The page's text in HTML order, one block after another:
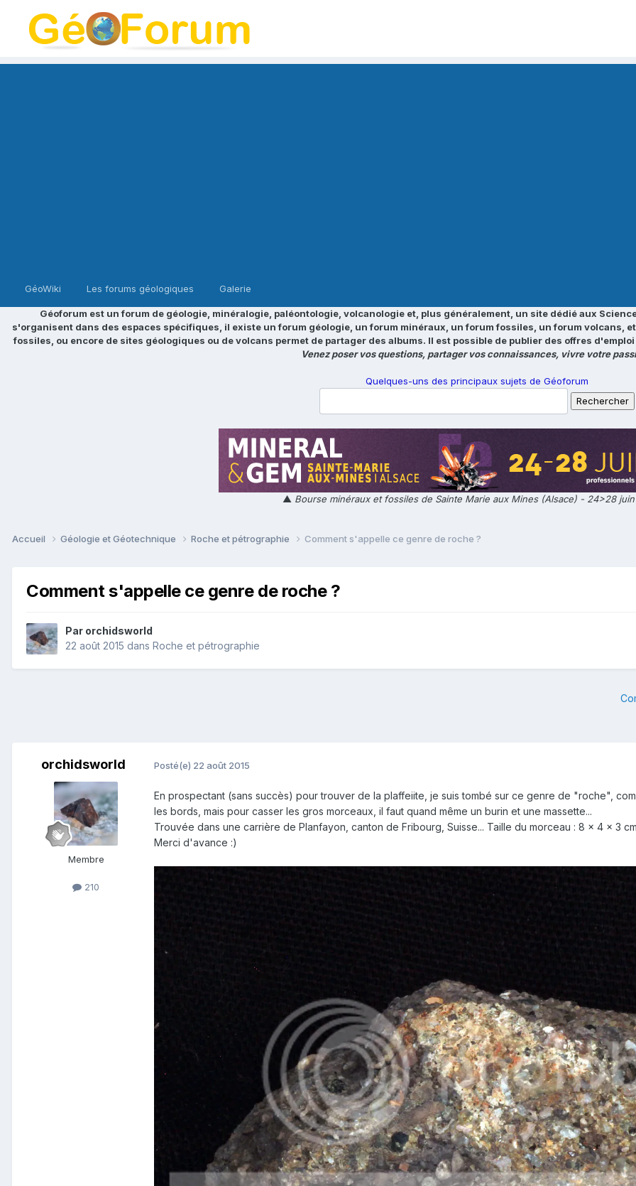
GéoWiki Les forums géologiques Galerie
Géoforum est un forum de géologie, minéralogie, paléontologie, volcanologie et, plus généralement, un site dédié aux
s'organisent dans des espaces spécifiques, il existe un forum géologie, un forum minéraux, un forum fossiles, un forum volcans,
fossiles, ou encore de sites géologiques ou de volcans permet de partager des albums. Il est possible de publier des offres
Venez poser vos questions, partager vos connaissances, vivre votre
Quelques-uns des principaux sujets de Géoforum
▲ Bourse minéraux et fossiles de Sainte Marie aux Mines (Alsace) - 24>28
Accueil Géologie et Géotechnique Roche et pétrographie Comment s'appelle ce genre de roche ?
Comment s'appelle ce genre de roche ?
Par orchidsworld
22 août 2015 dans Roche et pétrographie
orchidsworld
Membre
210
Posté(e) 22 août 2015
En prospectant (sans succès) pour trouver de la plaffeiite, je suis tombé sur ce genre de "roche",
les bords, mais pour casser les gros morceaux, il faut quand même un burin et une massette...
Trouvée dans une carrière de Planfayon, canton de Fribourg, Suisse... Taille du morceau : 8 x 4 x 3
Merci d'avance :)